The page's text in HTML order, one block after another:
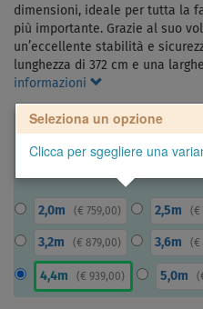
dimensioni, ideale per tutta la
più importante. Grazie al suo
un’eccellente stabilità e
lunghezza di 372 cm e una
informazioni
Seleziona un opzione
Clicca per sgegliere una
2,0m ( € 759,00) 2,5m (€
3,2m ( € 879,00) 3,6m (€
4,4m ( € 939,00) 5,0m (